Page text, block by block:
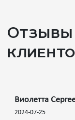
Виолетта
2024-07-25